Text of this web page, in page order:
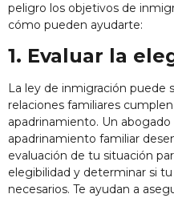
peligro los objetivos de
cómo pueden ayudarte:
1. Evaluar la
La ley de inmigración puede
relaciones familiares
apadrinamiento. Un abogado
apadrinamiento familiar
evaluación de tu situación
elegibilidad y determinar si
necesarios. Te ayudan a